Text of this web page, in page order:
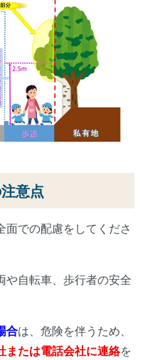
意点
面での配慮をしてくださ
や自転車、歩行者の安全
合は、危険を伴うため、
または電話会社に連絡を